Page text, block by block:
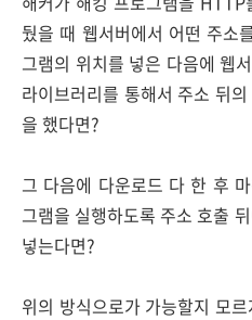
뒀을 때 웹서버에서 어떤 주소
그램의 위치를 넣은 다음에 웹
라이브러리를 통해서 주소 뒤
을 했다면?
그 다음에 다운로드 다 한 후
그램을 실행하도록 주소 호출
넣는다면?
위의 방식으로가 가능할지 모